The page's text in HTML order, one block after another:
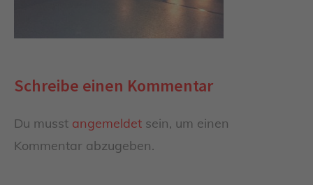
Schreibe einen Kommentar
Du musst angemeldet sein, um einen
Kommentar abzugeben.